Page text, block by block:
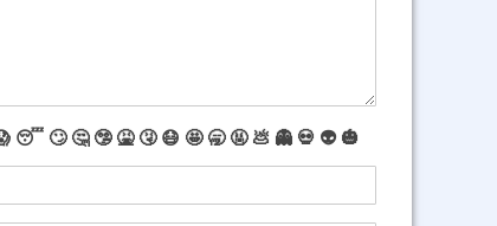
😴 🙄 🤔 🤥 🤮 🤧 😷 🤩 🥱 🤬 💩 👻 💀 👽 🎃